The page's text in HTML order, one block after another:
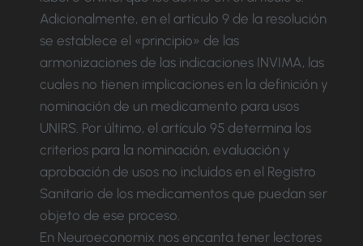
Adicionalmente, en el artículo 9 de la resolución
se establece el «principio» de las
armonizaciones de las indicaciones INVIMA, las
cuales no tienen implicaciones en la definición y
nominación de un medicamento para usos
UNIRS. Por último, el artículo 95 determina los
criterios para la nominación, evaluación y
aprobación de usos no incluidos en el Registro
Sanitario de los medicamentos que puedan ser
objeto de ese proceso.
En Neuroeconomix nos encanta tener lectores